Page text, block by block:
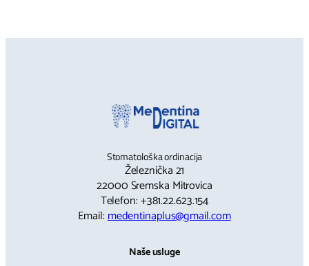
Stomatološka ordinacija
Železnička 21
22000 Sremska Mitrovica
Telefon: +381.22.623.154
Email:medentinaplus@gmail.com
Naše usluge